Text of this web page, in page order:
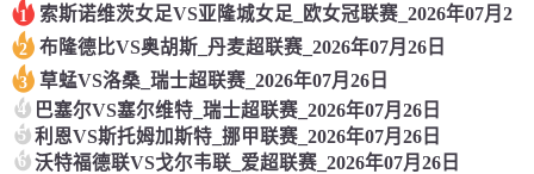
1 索斯诺维茨女足VS亚隆城女足_欧女冠联赛_2026年07月2
2 布隆德比VS奥胡斯_丹麦超联赛_2026年07月26日
3 草蜢VS洛桑_瑞士超联赛_2026年07月26日
4 巴塞尔VS塞尔维特_瑞士超联赛_2026年07月26日
5 利恩VS斯托姆加斯特_挪甲联赛_2026年07月26日
6 沃特福德联VS戈尔韦联_爱超联赛_2026年07月26日